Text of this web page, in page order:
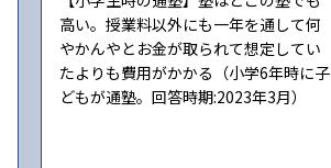
高い。授業料以外にも一年を通して何
やかんやとお金が取られて想定してい
たよりも費用がかかる（小学6年時に子
どもが通塾。回答時期:2023年3月）